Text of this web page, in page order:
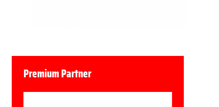
Premium Partner